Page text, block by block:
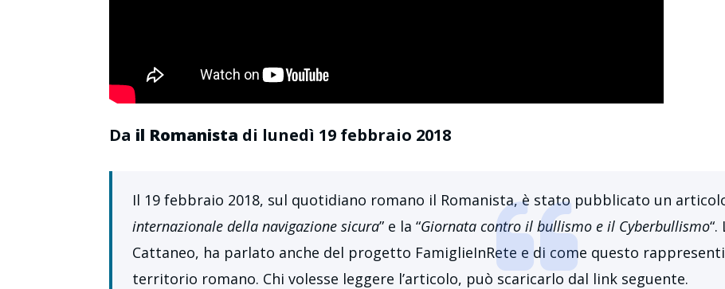
Da il Romanista di lunedì 19 febbraio 2018
Il 19 febbraio 2018, sul quotidiano romano il Romanista, è stato pubblicato un
internazionale della navigazione sicura” e la “Giornata contro il bullismo e il Cyberbullismo
Cattaneo, ha parlato anche del progetto FamiglieInRete e di come questo
territorio romano. Chi volesse leggere l’articolo, può scaricarlo dal link seguente.